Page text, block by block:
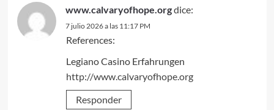
www.calvaryofhope.orgdice:
7 julio 2026 a las 11:17 PM
References:
Legiano Casino Erfahrungen
http://www.calvaryofhope.org
Responder